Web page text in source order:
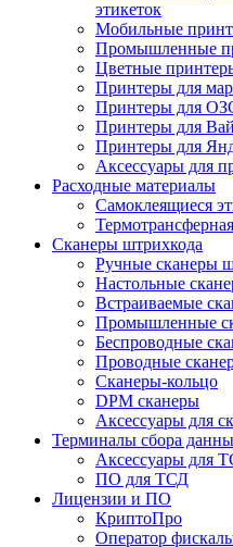
этикеток
Мобильные
Промышленные
Цветные
Принтеры для
Принтеры для
Принтеры для
Принтеры для
Аксессуары для
Расходные материалы
Самоклеящиеся
Сканеры штрихкода
Ручные сканеры
Настольные
Встраиваемые
Промышленные
Беспроводные
Проводные
Сканеры-кольцо
DPM сканеры
Аксессуары для
Терминалы сбора
Аксессуары для
ПО для ТСД
Лицензии и ПО
КриптоПро
Оператор